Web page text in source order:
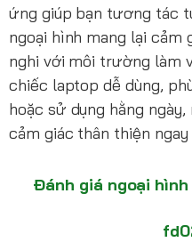
ứng giúp bạn tương tác
ngoại hình mang lại cảm
nghi với môi trường làm
chiếc laptop dễ dùng,
hoặc sử dụng hằng
cảm giác thân thiện
Đánh giá ngoại